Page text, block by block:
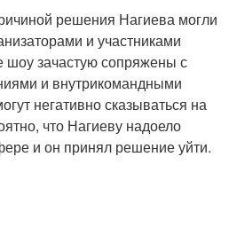
решения Нагиева могли
и участниками
шоу зачастую сопряжены с
и внутрикомандными
негативно сказываться на
что Нагиеву надоело
и он принял решение уйти.